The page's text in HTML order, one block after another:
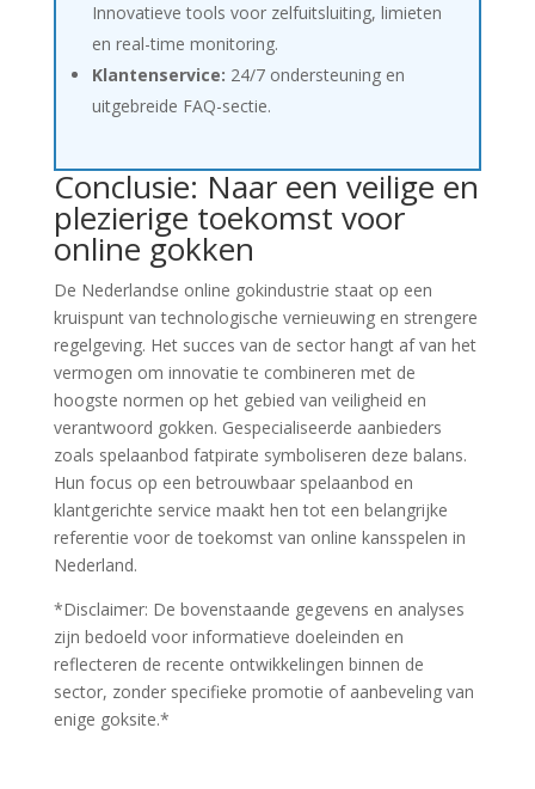
Innovatieve tools voor zelfuitsluiting, limieten
en real-time monitoring.
Klantenservice: 24/7 ondersteuning en
uitgebreide FAQ-sectie.
Conclusie: Naar een veilige en
plezierige toekomst voor
online gokken
De Nederlandse online gokindustrie staat op een
kruispunt van technologische vernieuwing en strengere
regelgeving. Het succes van de sector hangt af van het
vermogen om innovatie te combineren met de
hoogste normen op het gebied van veiligheid en
verantwoord gokken. Gespecialiseerde aanbieders
zoals spelaanbod fatpirate symboliseren deze balans.
Hun focus op een betrouwbaar spelaanbod en
klantgerichte service maakt hen tot een belangrijke
referentie voor de toekomst van online kansspelen in
Nederland.
*Disclaimer: De bovenstaande gegevens en analyses
zijn bedoeld voor informatieve doeleinden en
reflecteren de recente ontwikkelingen binnen de
sector, zonder specifieke promotie of aanbeveling van
enige goksite.*